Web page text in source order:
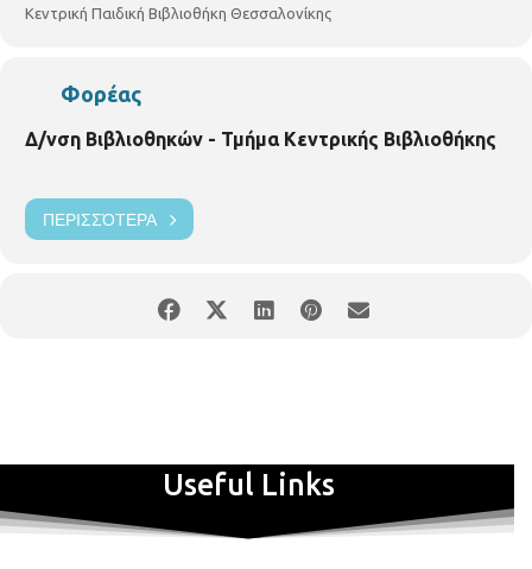
Κεντρική Παιδική Βιβλιοθήκη Θεσσαλονίκης
Φορέας
Δ/νση Βιβλιοθηκών - Τμήμα Κεντρικής Βιβλιοθήκης
ΠΕΡΙΣΣΌΤΕΡΑ
Useful Links